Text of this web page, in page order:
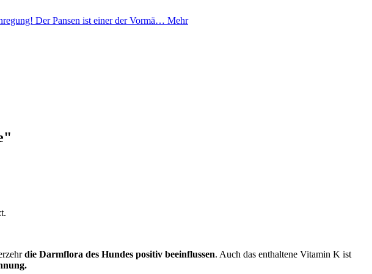
Der Pansen ist einer der Vormä… Mehr
die Darmflora des Hundes positiv beeinflussen. Auch das enthaltene Vitamin K ist